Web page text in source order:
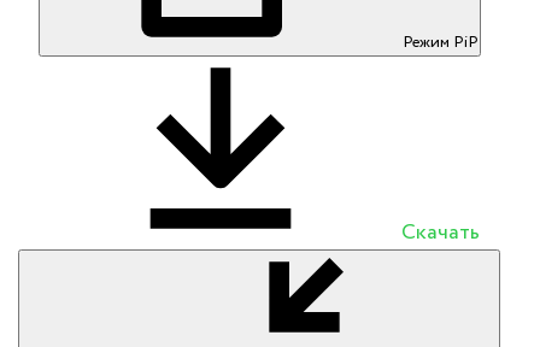
Режим PiP
Скачать